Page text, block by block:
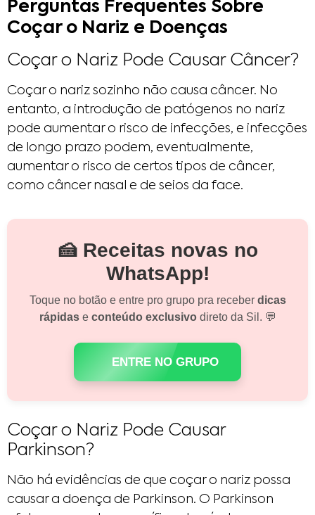
Perguntas Frequentes Sobre
Coçar o Nariz e Doenças
Coçar o Nariz Pode Causar Câncer?
Coçar o nariz sozinho não causa câncer. No
entanto, a introdução de patógenos no nariz
pode aumentar o risco de infecções, e infecções
de longo prazo podem, eventualmente,
aumentar o risco de certos tipos de câncer,
como câncer nasal e de seios da face.
🍰 Receitas novas no
WhatsApp!
Toque no botão e entre pro grupo pra receber dicas
rápidase conteúdo exclusivodireto da Sil. 💬
ENTRE NO GRUPO
Coçar o Nariz Pode Causar
Parkinson?
Não há evidências de que coçar o nariz possa
causar a doença de Parkinson. O Parkinson